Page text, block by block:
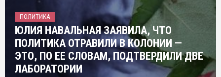
ПОЛИТИКА
ЮЛИЯ НАВАЛЬНАЯ ЗАЯВИЛА, ЧТО
ПОЛИТИКА ОТРАВИЛИ В КОЛОНИИ —
ЭТО, ПО ЕЕ СЛОВАМ, ПОДТВЕРДИЛИ ДВЕ
ЛАБОРАТОРИИ